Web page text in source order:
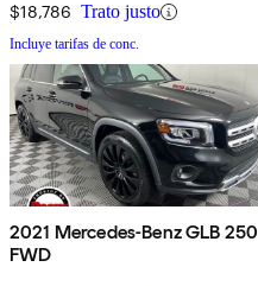
$18,786 Trato justo
Incluye tarifas de conc.
2021 Mercedes-Benz GLB 250
FWD